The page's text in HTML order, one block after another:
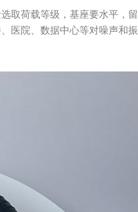
取荷载等级，基座要水平，留
医院、数据中心等对噪声和振